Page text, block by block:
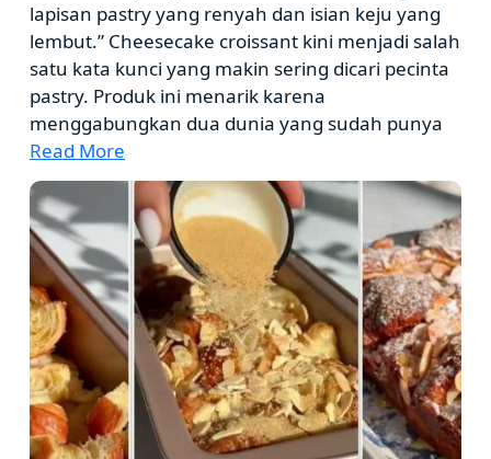
lapisan pastry yang renyah dan isian keju yang
lembut.” Cheesecake croissant kini menjadi salah
satu kata kunci yang makin sering dicari pecinta
pastry. Produk ini menarik karena
menggabungkan dua dunia yang sudah punya
Read More